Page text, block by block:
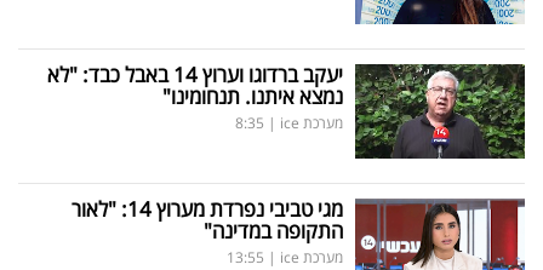
יעקב ברדוגו וערוץ 14 באבל כבד: "לא
נמצא איתנו. תנחומינו"
מערכת ice |
8:35
מגי טביבי נפרדת מערוץ 14: "לאור
התקופה במדינה"
מערכת ice |
13:55